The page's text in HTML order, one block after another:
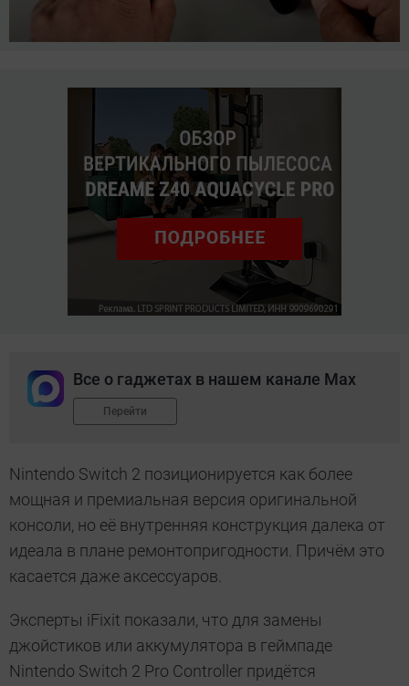
Все о гаджетах в нашем канале Max
Перейти
Nintendo Switch 2 позиционируется как более
мощная и премиальная версия оригинальной
консоли, но её внутренняя конструкция далека от
идеала в плане ремонтопригодности. Причём это
касается даже аксессуаров.
Эксперты iFixit показали, что для замены
джойстиков или аккумулятора в геймпаде
Nintendo Switch 2 Pro Controller придётся